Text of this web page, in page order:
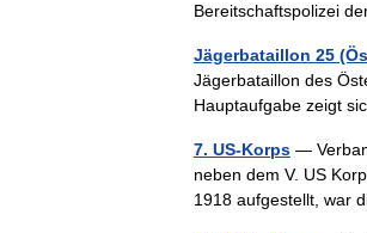
Bereitschaftspolizei
Jägerbataillon 25
Jägerbataillon des
Hauptaufgabe zeigt
7. US-Korps —
neben dem V. US
1918 aufgestellt, war